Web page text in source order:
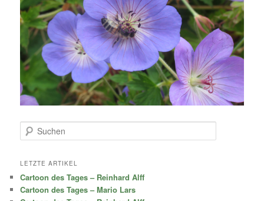
u
h
n
LETZTE ARTIKEL
Cartoon des Tages – Reinhard Alff
Cartoon des Tages – Mario Lars